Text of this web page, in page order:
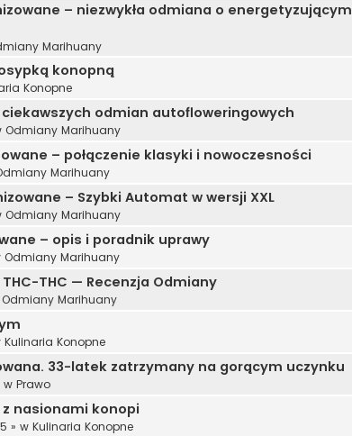
– niezwykła odmiana o energetyzującym
Marihuany
konopną
Konopne
odmian autofloweringowych
Odmiany Marihuany
– połączenie klasyki i nowoczesności
Marihuany
– Szybki Automat w wersji XXL
Odmiany Marihuany
– opis i poradnik uprawy
Odmiany Marihuany
THC — Recenzja Odmiany
Odmiany Marihuany
Kulinaria Konopne
33-latek zatrzymany na gorącym uczynku
w Prawo
nasionami konopi
» w Kulinaria Konopne